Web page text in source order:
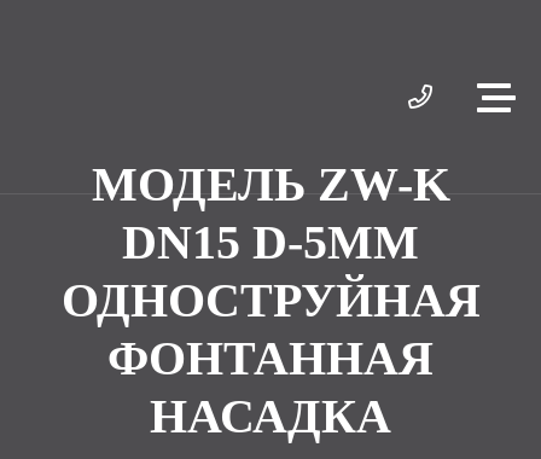
МОДЕЛЬ ZW-K
DN15 D-5ММ
ОДНОСТРУЙНАЯ
ФОНТАННАЯ
НАСАДКА